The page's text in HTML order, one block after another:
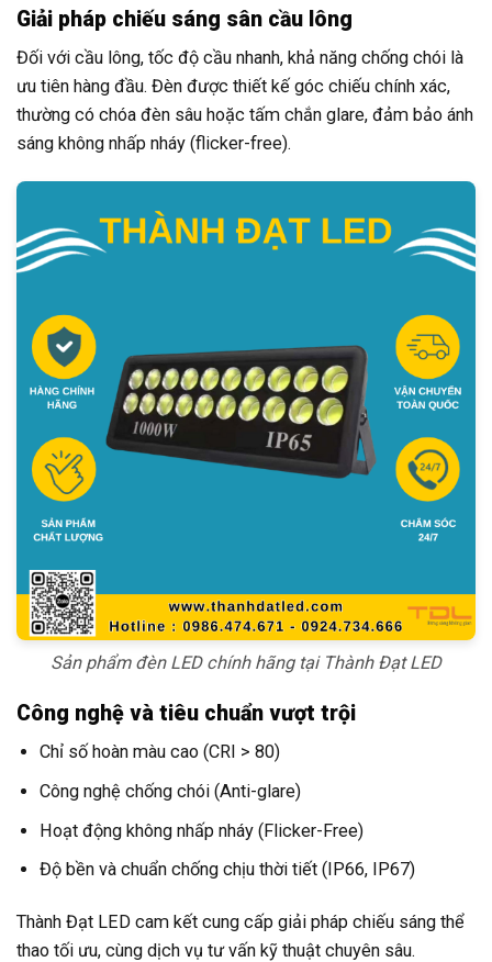
Giải pháp chiếu sáng sân cầu lông
Đối với cầu lông, tốc độ cầu nhanh, khả năng chống chói là
ưu tiên hàng đầu. Đèn được thiết kế góc chiếu chính xác,
thường có chóa đèn sâu hoặc tấm chắn glare, đảm bảo ánh
sáng không nhấp nháy (flicker-free).
Sản phẩm đèn LED chính hãng tại Thành Đạt LED
Công nghệ và tiêu chuẩn vượt trội
Chỉ số hoàn màu cao (CRI > 80)
Công nghệ chống chói (Anti-glare)
Hoạt động không nhấp nháy (Flicker-Free)
Độ bền và chuẩn chống chịu thời tiết (IP66, IP67)
Thành Đạt LED cam kết cung cấp giải pháp chiếu sáng thể
thao tối ưu, cùng dịch vụ tư vấn kỹ thuật chuyên sâu.